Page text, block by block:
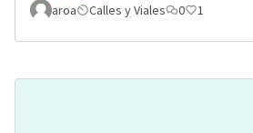
aroa Calles y Viales 0 1